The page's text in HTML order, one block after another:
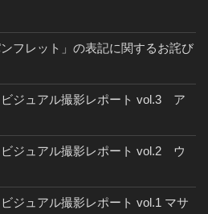
フレット」の表記に関するお詫び
ビジュアル撮影レポート vol.3 ア
ビジュアル撮影レポート vol.2 ウ
ジュアル撮影レポート vol.1 マサ